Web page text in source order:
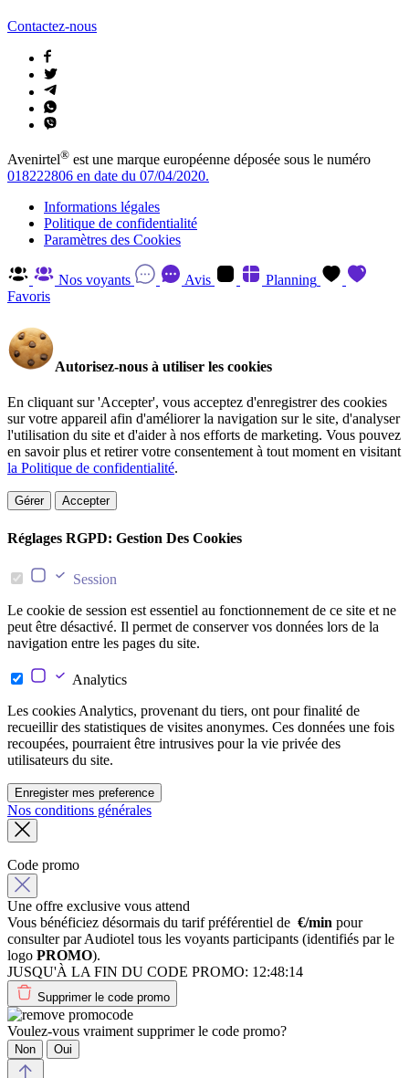
Contactez-nous
Avenirtel® est une marque européenne déposée sous le numéro
018222806 en date du 07/04/2020.
Informations légales
Politique de confidentialité
Paramètres des Cookies
Nos voyants Avis
Planning
Favoris
Autorisez-nous à utiliser les cookies
En cliquant sur 'Accepter', vous acceptez d'enregistrer des cookies
sur votre appareil afin d'améliorer la navigation sur le site, d'analyser
l'utilisation du site et d'aider à nos efforts de marketing. Vous pouvez
en savoir plus et retirer votre consentement à tout moment en visitant
la Politique de confidentialité.
Gérer Accepter
Réglages RGPD: Gestion Des Cookies
Session
Le cookie de session est essentiel au fonctionnement de ce site et ne
peut être désactivé. Il permet de conserver vos données lors de la
navigation entre les pages du site.
Analytics
Les cookies Analytics, provenant du tiers, ont pour finalité de
recueillir des statistiques de visites anonymes. Ces données une fois
recoupées, pourraient être intrusives pour la vie privée des
utilisateurs du site.
Enregister mes preference
Nos conditions générales
Code promo
Une offre exclusive vous attend
Vous bénéficiez désormais du tarif préférentiel de €/min pour
consulter par Audiotel tous les voyants participants (identifiés par le
logo PROMO).
JUSQU'À LA FIN DU CODE PROMO: 12:48:14
Supprimer le code promo
Voulez-vous vraiment supprimer le code promo?
Non Oui